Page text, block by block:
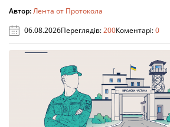
Автор:Лента от Протокола
06.08.2026Переглядів:200Коментарі:0